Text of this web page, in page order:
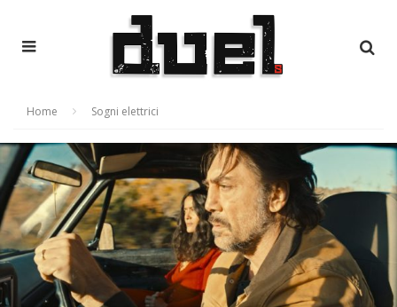
Home Sogni elettrici